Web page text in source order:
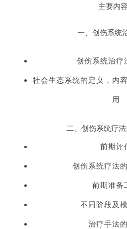
主要内容
一、创伤系统
创伤系统治疗
社会生态系统的定义，内
用
二、创伤系统疗
前期评
创伤系统疗法
前期准备
不同阶段及
治疗手法